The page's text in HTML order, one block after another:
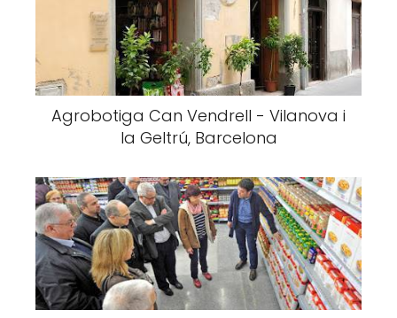
Agrobotiga Can Vendrell - Vilanova i
la Geltrú, Barcelona